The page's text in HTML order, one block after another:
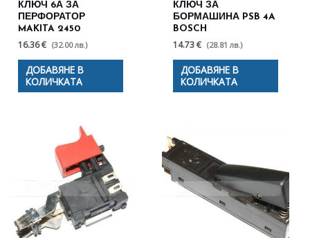
КЛЮЧ 6А ЗА
ПЕРФОРАТОР
MAKITA 2450
16.36 € (32.00 лв.)
ДОБАВЯНЕ В
КОЛИЧКАТА
КЛЮЧ ЗА
БОРМАШИНА PSB 4A
BOSCH
14.73 € (28.81 лв.)
ДОБАВЯНЕ В
КОЛИЧКАТА